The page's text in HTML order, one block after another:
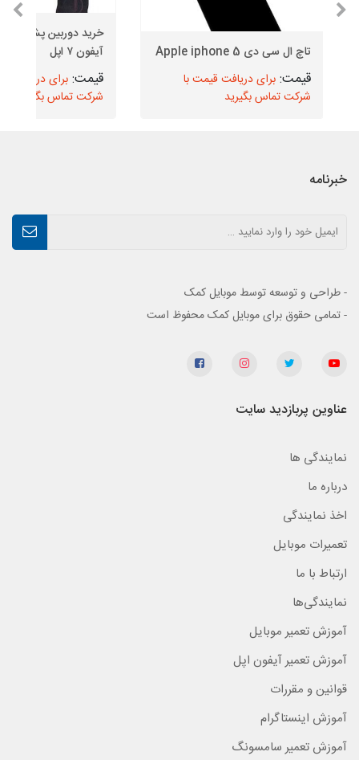
تاچ ال سی دی Apple iphone 5
برای دریافت قیمت با
شرکت تماس بگیرید
خرید دوربین پشت
آیفون ۷ اپل
برای دریافت
شرکت تماس بگیرید
خبرنامه
- طراحی و توسعه توسط موبایل کمک
- تمامی حقوق برای موبایل کمک محفوظ است
عناوین پربازدید سایت
نمایندگی ها
درباره ما
اخذ نمایندگی
تعمیرات موبایل
ارتباط با ما
نمایندگی‌ها
آموزش تعمیر موبایل
آموزش تعمیر آیفون اپل
قوانین و مقررات
آموزش اینستاگرام
آموزش تعمیر سامسونگ